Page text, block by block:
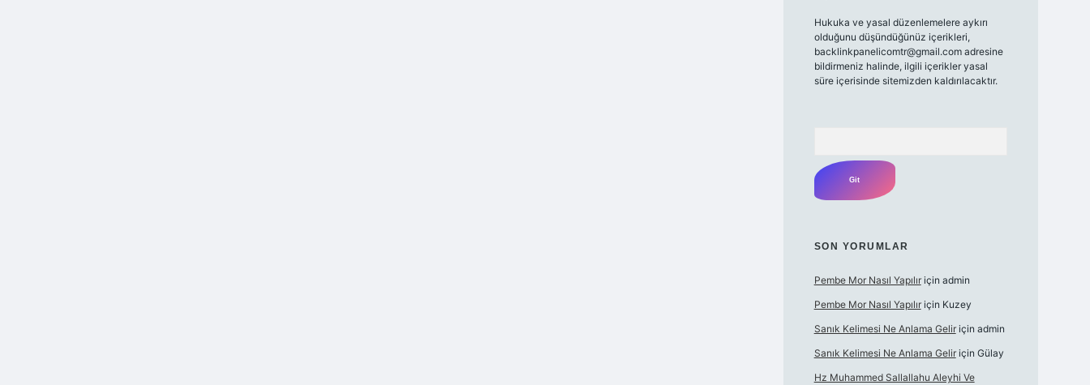
Hukuka ve yasal düzenlemelere aykırı
olduğunu düşündüğünüz içerikleri,
backlinkpanelicomtr@gmail.comadresine
bildirmeniz halinde, ilgili içerikler yasal
süre içerisinde sitemizden kaldırılacaktır.
SON YORUMLAR
Pembe Mor Nasıl Yapılıriçin admin
Pembe Mor Nasıl Yapılıriçin Kuzey
Sanık Kelimesi Ne Anlama Geliriçin admin
Sanık Kelimesi Ne Anlama Geliriçin Gülay
Hz Muhammed Sallallahu Aleyhi Ve